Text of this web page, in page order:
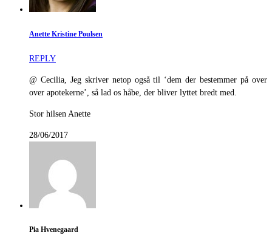
Anette Kristine Poulsen
REPLY
@ Cecilia, Jeg skriver netop også til ‘dem der bestemmer på over
over apotekerne’, så lad os håbe, der bliver lyttet bredt med.
Stor hilsen Anette
28/06/2017
Pia Hvenegaard